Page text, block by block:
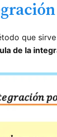
que
de la